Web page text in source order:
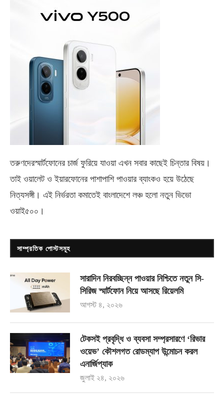
তরুণদেরস্মার্টফোনের চার্জ ফুরিয়ে যাওয়া এখন সবার কাছেই চিন্তার বিষয়।
তাই ওয়ালেট ও ইয়ারফোনের পাশাপাশি পাওয়ার ব্যাংকও হয়ে উঠেছে
নিত্যসঙ্গী। এই নির্ভরতা কমাতেই বাংলাদেশে লঞ্চ হলো নতুন ভিভো
ওয়াই৫০০ ।
সাম্প্রতিক পোস্টসমূহ
সারাদিন নিরবচ্ছিন্ন পাওয়ার নিশ্চিতে নতুন সি-
সিরিজ স্মার্টফোন নিয়ে আসছে রিয়েলমি
আগস্ট ৪, ২০২৬
টেকসই প্রবৃদ্ধি ও ব্যবসা সম্প্রসারণে ‘রিভার
ওয়েভ’ কৌশলগত রোডম্যাপ উন্মোচন করল
এনার্জিপ্যাক
জুলাই ২৪, ২০২৬